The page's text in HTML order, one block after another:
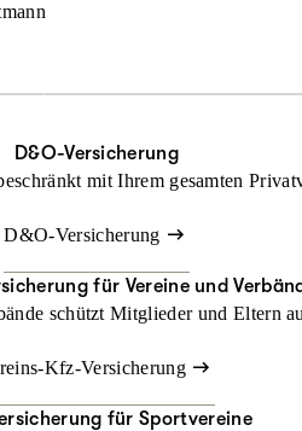
D&O-Versicherung
mit Ihrem gesamten
D&O-Versicherung
für Vereine und
schützt Mitglieder und Eltern
Kfz-Versicherung
für Sportvereine